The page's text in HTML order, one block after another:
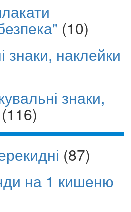
(10)
знаки, наклейки
знаки,
(116)
(87)
на 1 кишеню